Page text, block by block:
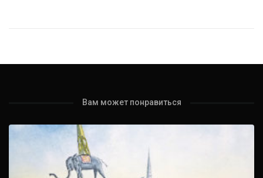
Вам может понравиться